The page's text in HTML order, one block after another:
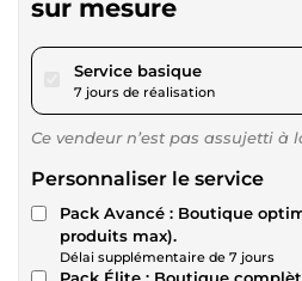
sur mesure
Service basiquepour 455,14
7 jours de réalisation
Ce vendeur n’est pas assujetti à
Personnaliser le service
Pack Avancé : Boutique
produits max).
Délai supplémentaire de 7 jours